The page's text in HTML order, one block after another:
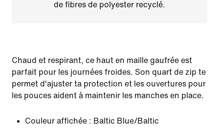
de fibres de polyester recyclé.
Chaud et respirant, ce haut en maille gaufrée est
parfait pour les journées froides. Son quart de zip te
permet d'ajuster ta protection et les ouvertures pour
les pouces aident à maintenir les manches en place.
Couleur affichée : Baltic Blue/Baltic